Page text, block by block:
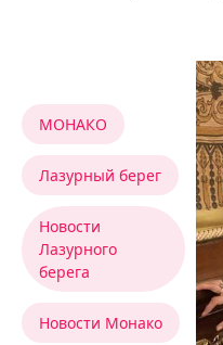
МОНАКО
Лазурный берег
Новости
Лазурного
берега
Новости Монако